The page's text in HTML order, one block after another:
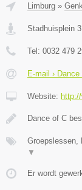
Limburg » Genk
Stadhuisplein 3
Tel: 0032 479
E-mail › Dance
Website:
Dance of C
Groepslessen,
▼
Er wordt